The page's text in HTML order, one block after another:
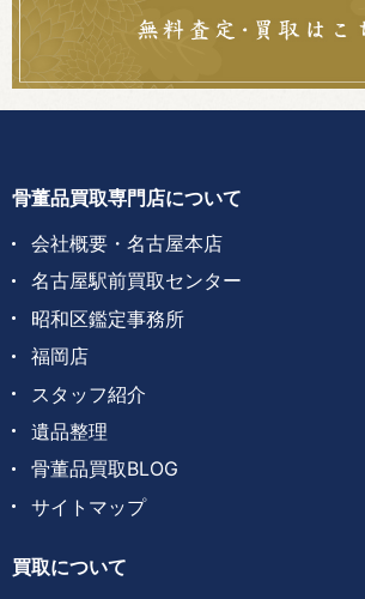
骨董品買取専門店について
会社概要・名古屋本店
名古屋駅前買取センター
昭和区鑑定事務所
福岡店
スタッフ紹介
遺品整理
骨董品買取BLOG
サイトマップ
買取について